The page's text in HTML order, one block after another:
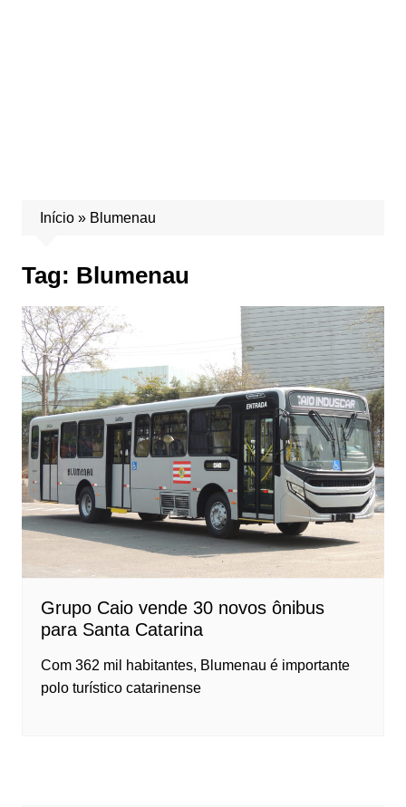
Início» Blumenau
Tag: Blumenau
Grupo Caio vende 30 novos ônibus
para Santa Catarina
Com 362 mil habitantes, Blumenau é importante
polo turístico catarinense